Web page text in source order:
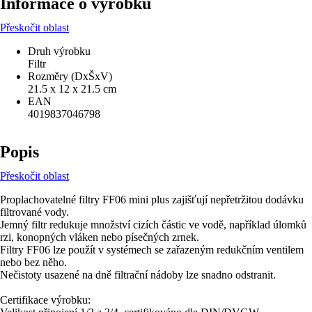
Přeskočit oblast
Druh výrobku
Filtr
Rozměry (DxŠxV)
21.5 x 12 x 21.5 cm
EAN
4019837046798
Popis
Přeskočit oblast
Proplachovatelné filtry FF06 mini plus zajišťují nepřetržitou dodávku
filtrované vody.
Jemný filtr redukuje množství cizích částic ve vodě, například úlomků
rzi, konopných vláken nebo písečných zrnek.
Filtry FF06 lze použít v systémech se zařazeným redukčním ventilem
nebo bez něho.
Nečistoty usazené na dně filtrační nádoby lze snadno odstranit.
Certifikace výrobku: